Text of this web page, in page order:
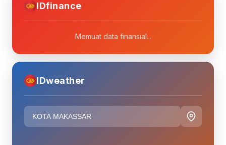
IDfinance
Memuat data finansial...
IDweather